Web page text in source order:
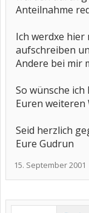
Anteilnahme
Ich werdxe
aufschreiben
Andere bei mir
So wünsche
Euren weiteren
Seid herzlich
Eure Gudrun
15. September 2001